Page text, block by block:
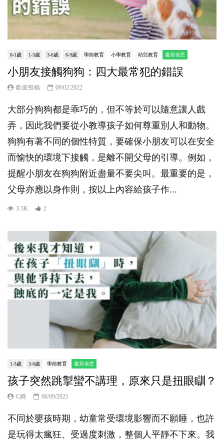
0-1歲 1-3歲 3-6歲 6-9歲 學前教育 小學教育 幼兒教育 書寫省思
小朋友接觸狗狗：四大最常犯的錯誤
歡迎投稿 09/02/2022
大部分狗狗都是乖巧的，但不等於可以隨意讓人戲
弄，因此我們要從小教導孩子如何尊重別人和動物。
狗狗有著不同的個性特質，要確保小朋友可以在安全
而愉快的環境下接觸，是離不開父母的引導。例如，
提醒小朋友在狗狗附近盡量不要尖叫。最重要的是，
父母亦應以身作則，按以上內容給孩子作...
3.3K 2
1-3歲 3-6歲 學前教育 書寫省思
孩子突然跳掣蠻不講理，原來只是扭眼瞓？
C媽 06/09/2021
不同於嬰孩時期，幼童常受環境影響而不願睡，也許
是玩得太瘋狂、受過度刺激，整個人平靜不下來。我